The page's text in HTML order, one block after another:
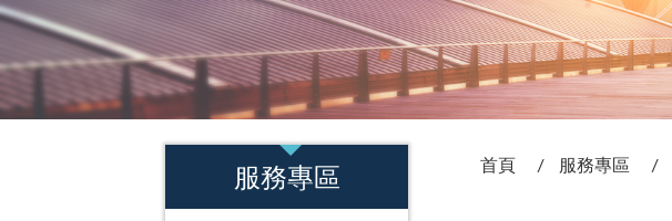
服務專區 首頁 服務專區